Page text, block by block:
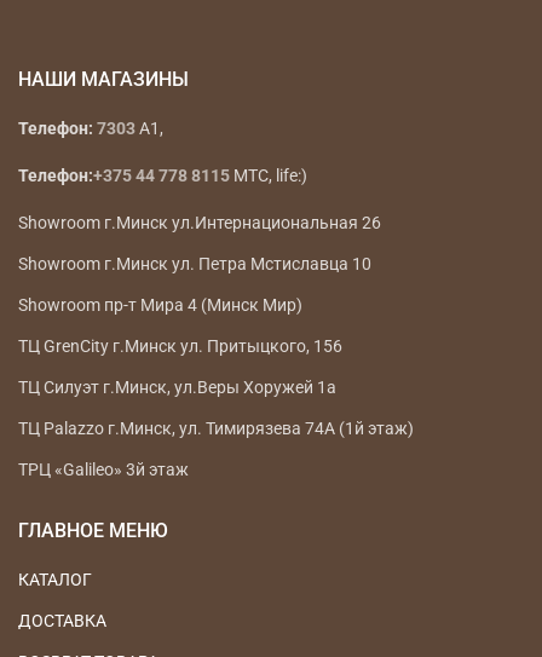
НАШИ МАГАЗИНЫ
Телефон: 7303A1,
Телефон:+375 44 778 8115 МТС, life:)
Showroom г.Минск ул.Интернациональная 26
Showroom г.Минск ул. Петра Мстиславца 10
Showroom пр-т Мира 4 (Минск Мир)
ТЦ GrenCity г.Минск ул. Притыцкого, 156
ТЦ Силуэт г.Минск, ул.Веры Хоружей 1а
ТЦ Palazzo г.Минск, ул. Тимирязева 74А (1й этаж)
ТРЦ «Galileo» 3й этаж
ГЛАВНОЕ МЕНЮ
КАТАЛОГ
ДОСТАВКА